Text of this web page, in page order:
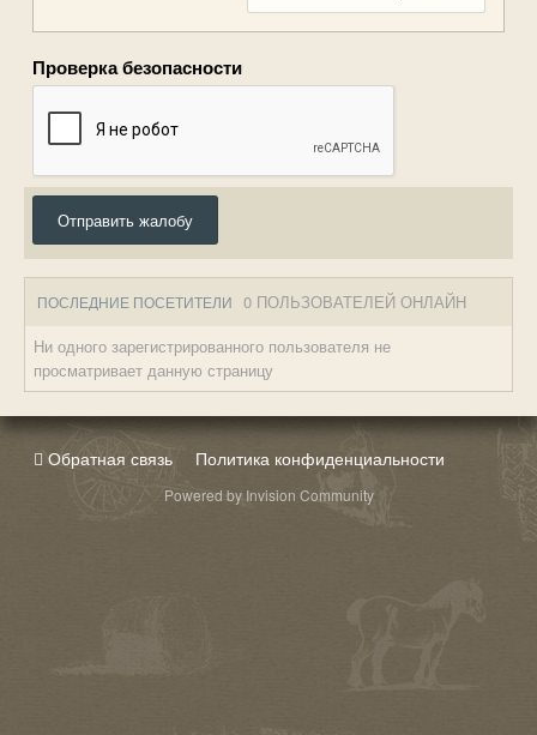
Проверка безопасности
Отправить жалобу
ПОСЛЕДНИЕ ПОСЕТИТЕЛИ 0 ПОЛЬЗОВАТЕЛЕЙ ОНЛАЙН
Ни одного зарегистрированного пользователя не
просматривает данную страницу
Обратная связь Политика конфиденциальности
Powered by Invision Community